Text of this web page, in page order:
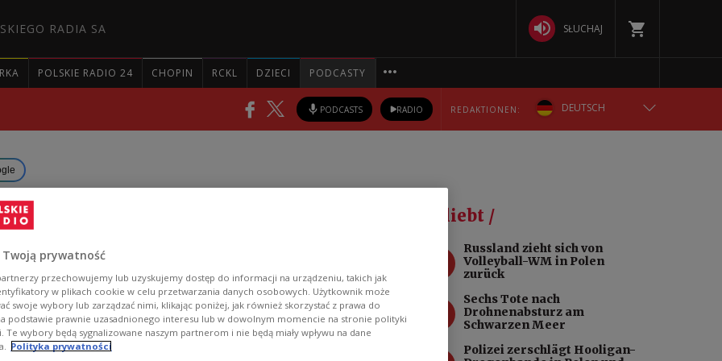
RADIA SA SŁUCHAJ
POLSKIE RADIO 24 CHOPIN RCKL DZIECI PODCASTY
PODCASTS RADIO REDAKTIONEN: DEUTSCH
УКРАЇНСЬКА
29 Abrams-Panzer aus
hat die nächste Lieferung von 29 Abrams-
den Vereinigten Staaten erhalten. Insgesamt hat
Jahr 116 dieser Maschinen bestellt.
Beliebt /
Russland zieht sich von
Volleyball-WM in Polen
zurück
Sechs Tote nach
Drohnenabsturz am
Schwarzen Meer
Polizei zerschlägt Hooligan-
Twoją prywatność
przechowujemy lub uzyskujemy dostęp do informacji na urządzeniu, takich jak
w plikach cookie w celu przetwarzania danych osobowych. Użytkownik może
swoje wybory lub zarządzać nimi, klikając poniżej, jak również skorzystać z prawa do
podstawie prawnie uzasadnionego interesu lub w dowolnym momencie na stronie polityki
Te wybory będą sygnalizowane naszym partnerom i nie będą miały wpływu na dane
Polityka prywatności